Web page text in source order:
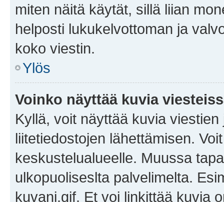
miten näitä käytät, sillä liian
helposti lukukelvottoman ja
koko viestin.
Ylös
Voinko näyttää kuvia
Kyllä, voit näyttää kuvia
liitetiedostojen lähettämisen.
keskustelualueelle. Muussa
ulkopuoliseslta palvelimelta.
kuvani.gif. Et voi linkittää kuvia